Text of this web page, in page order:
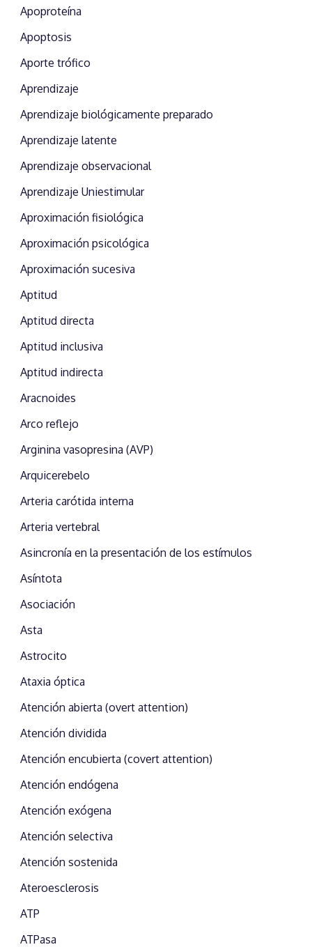
Apoproteína
Apoptosis
Aporte trófico
Aprendizaje
Aprendizaje biológicamente preparado
Aprendizaje latente
Aprendizaje observacional
Aprendizaje Uniestimular
Aproximación fisiológica
Aproximación psicológica
Aproximación sucesiva
Aptitud
Aptitud directa
Aptitud inclusiva
Aptitud indirecta
Aracnoides
Arco reflejo
Arginina vasopresina (AVP)
Arquicerebelo
Arteria carótida interna
Arteria vertebral
Asincronía en la presentación de los estímulos
Asíntota
Asociación
Asta
Astrocito
Ataxia óptica
Atención abierta (overt attention)
Atención dividida
Atención encubierta (covert attention)
Atención endógena
Atención exógena
Atención selectiva
Atención sostenida
Ateroesclerosis
ATP
ATPasa